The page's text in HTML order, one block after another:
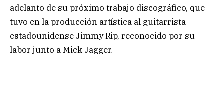
adelanto de su próximo trabajo discográfico, que
tuvo en la producción artística al guitarrista
estadounidense Jimmy Rip, reconocido por su
labor junto a Mick Jagger.